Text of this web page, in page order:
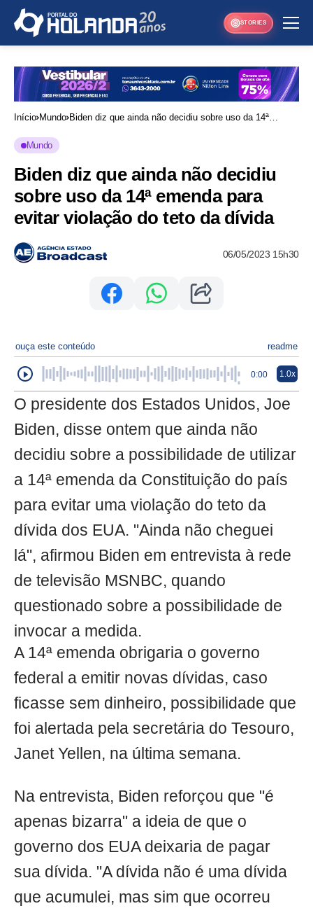
STORIES
Início Mundo Biden diz que ainda não decidiu sobre uso da 14ª
Mundo
Biden diz que ainda não decidiu
sobre uso da 14ª emenda para
evitar violação do teto da dívida
06/05/2023 15h30
ouça este conteúdo readme
0:00 1.0x
O presidente dos Estados Unidos, Joe
Biden, disse ontem que ainda não
decidiu sobre a possibilidade de utilizar
a 14ª emenda da Constituição do país
para evitar uma violação do teto da
dívida dos EUA. "Ainda não cheguei
lá", afirmou Biden em entrevista à rede
de televisão MSNBC, quando
questionado sobre a possibilidade de
invocar a medida.
A 14ª emenda obrigaria o governo
federal a emitir novas dívidas, caso
ficasse sem dinheiro, possibilidade que
foi alertada pela secretária do Tesouro,
Janet Yellen, na última semana.
Na entrevista, Biden reforçou que "é
apenas bizarra" a ideia de que o
governo dos EUA deixaria de pagar
sua dívida. "A dívida não é uma dívida
que acumulei, mas sim que ocorreu